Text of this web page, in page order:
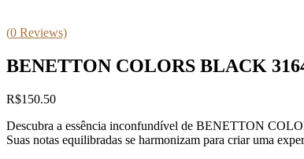
(0 Reviews)
BENETTON COLORS BLACK
R$150.50
Descubra a essência inconfundível de BENETTON
Suas notas equilibradas se harmonizam para criar uma